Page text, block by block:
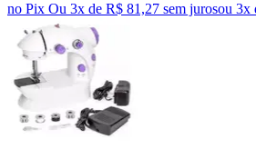
no Pix Ou 3x de R$ 81,27 sem jurosou 3x